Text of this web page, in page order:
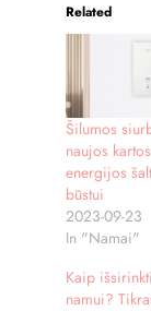
Related
Šilumos
naujos kartos
energijos
būstui
2023-09-23
In "Namai"
Kaip
namui?